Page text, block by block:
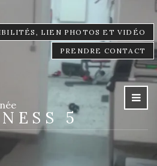
LIEN PHOTOS ET VIDÉO
PRENDRE CONTACT
5